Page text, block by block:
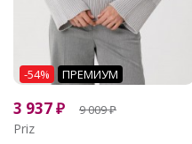
-54% ПРЕМИУМ
3 937₽ 9 009₽
Priz